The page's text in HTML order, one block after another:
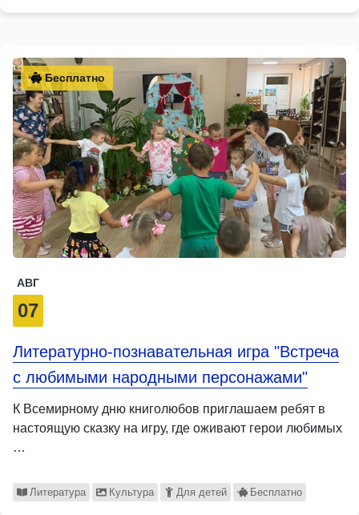
Бесплатно
АВГ
07
Литературно-познавательная игра "Встреча
с любимыми народными персонажами"
К Всемирному дню книголюбов приглашаем ребят в
настоящую сказку на игру, где оживают герои любимых
…
Литература Культура Для детей Бесплатно